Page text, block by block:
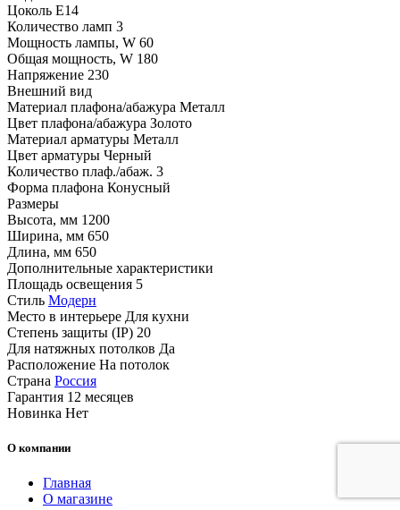
Цоколь E14
Количество ламп 3
Мощность лампы, W 60
Общая мощность, W 180
Напряжение 230
Внешний вид
Материал плафона/абажура Металл
Цвет плафона/абажура Золото
Материал арматуры Металл
Цвет арматуры Черный
Количество плаф./абаж. 3
Форма плафона Конусный
Размеры
Высота, мм 1200
Ширина, мм 650
Длина, мм 650
Дополнительные характеристики
Площадь освещения 5
Стиль Модерн
Место в интерьере Для кухни
Степень защиты (IP) 20
Для натяжных потолков Да
Расположение На потолок
Страна Россия
Гарантия 12 месяцев
Новинка Нет
О компании
Главная
О магазине